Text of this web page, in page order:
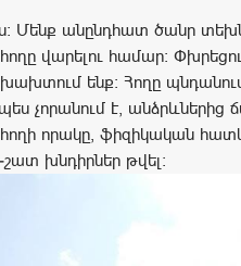
Մենք անընդհատ ծանր
վարելու համար։
ենք։ Հողը
չորանում է, անձրևներից
որակը, ֆիզիկական
խնդիրներ թվել։